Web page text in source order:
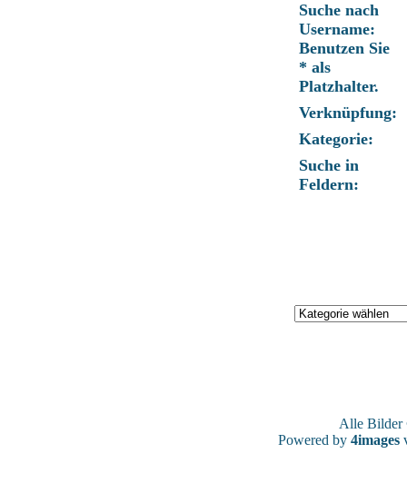
Suche nach
Username:
Benutzen Sie
* als
Platzhalter.
Verknüpfung:
Kategorie:
Suche in
Feldern:
Alle
Powered by 4images